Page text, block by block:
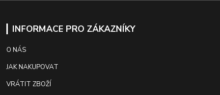
INFORMACE PRO ZÁKAZNÍKY
O NÁS
JAK NAKUPOVAT
VRÁTIT ZBOŽÍ